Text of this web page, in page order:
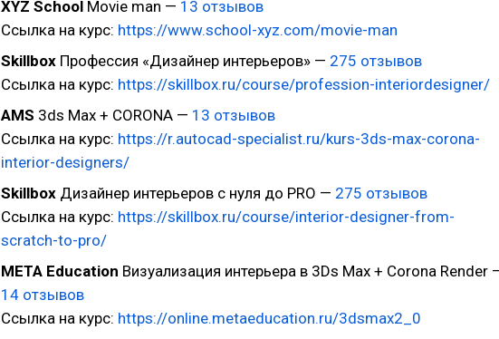
XYZ School Movie man — 13 отзывов
Ссылка на курс: https://www.school-xyz.com/movie-man
Skillbox Профессия «Дизайнер интерьеров» — 275 отзывов
Ссылка на курс: https://skillbox.ru/course/profession-interiordesigner/
AMS 3ds Max + CORONA — 13 отзывов
Ссылка на курс: https://r.autocad-specialist.ru/kurs-3ds-max-corona-
interior-designers/
Skillbox Дизайнер интерьеров с нуля до PRO — 275 отзывов
Ссылка на курс: https://skillbox.ru/course/interior-designer-from-
scratch-to-pro/
META Education Визуализация интерьера в 3Ds Max + Corona Render
14 отзывов
Ссылка на курс: https://online.metaeducation.ru/3dsmax2_0